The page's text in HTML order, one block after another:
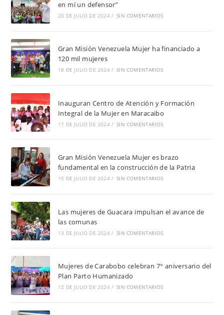
en mí un defensor”
20 DE JULIO DE 2024 / SIN COMENTARIOS
Gran Misión Venezuela Mujer ha financiado a
120 mil mujeres
18 DE JULIO DE 2024 / SIN COMENTARIOS
Inauguran Centro de Atención y Formación
Integral de la Mujer en Maracaibo
17 DE JULIO DE 2024 / SIN COMENTARIOS
Gran Misión Venezuela Mujer es brazo
fundamental en la construcción de la Patria
15 DE JULIO DE 2024 / SIN COMENTARIOS
Las mujeres de Guacara impulsan el avance de
las comunas
13 DE JULIO DE 2024 / SIN COMENTARIOS
Mujeres de Carabobo celebran 7° aniversario del
Plan Parto Humanizado
12 DE JULIO DE 2024 / SIN COMENTARIOS